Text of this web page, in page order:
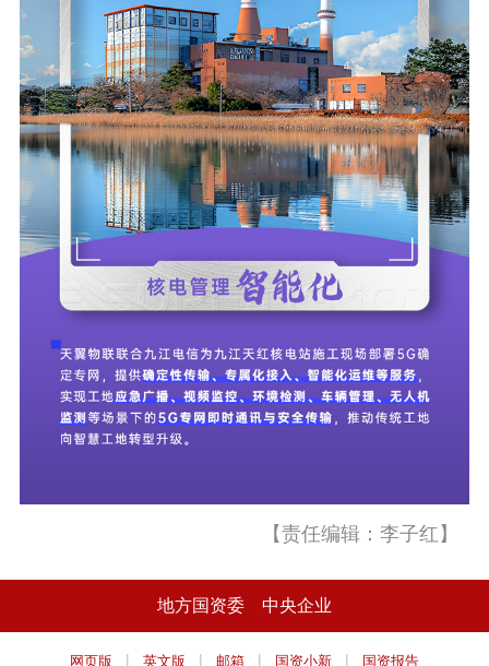
【责任编辑：李子红】
地方国资委 中央企业
网页版 | 英文版 | 邮箱 | 国资小新 | 国资报告